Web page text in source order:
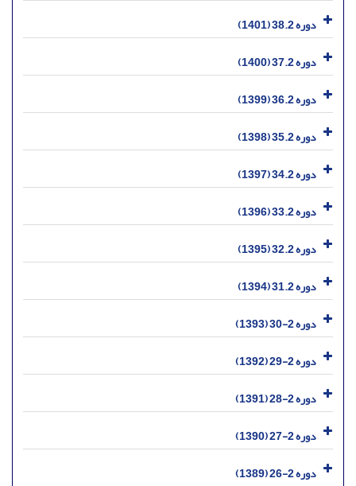
دوره 38.2 (1401)
دوره 37.2 (1400)
دوره 36.2 (1399)
دوره 35.2 (1398)
دوره 34.2 (1397)
دوره 33.2 (1396)
دوره 32.2 (1395)
دوره 31.2 (1394)
دوره 2-30 (1393)
دوره 2-29 (1392)
دوره 2-28 (1391)
دوره 2-27 (1390)
دوره 2-26 (1389)